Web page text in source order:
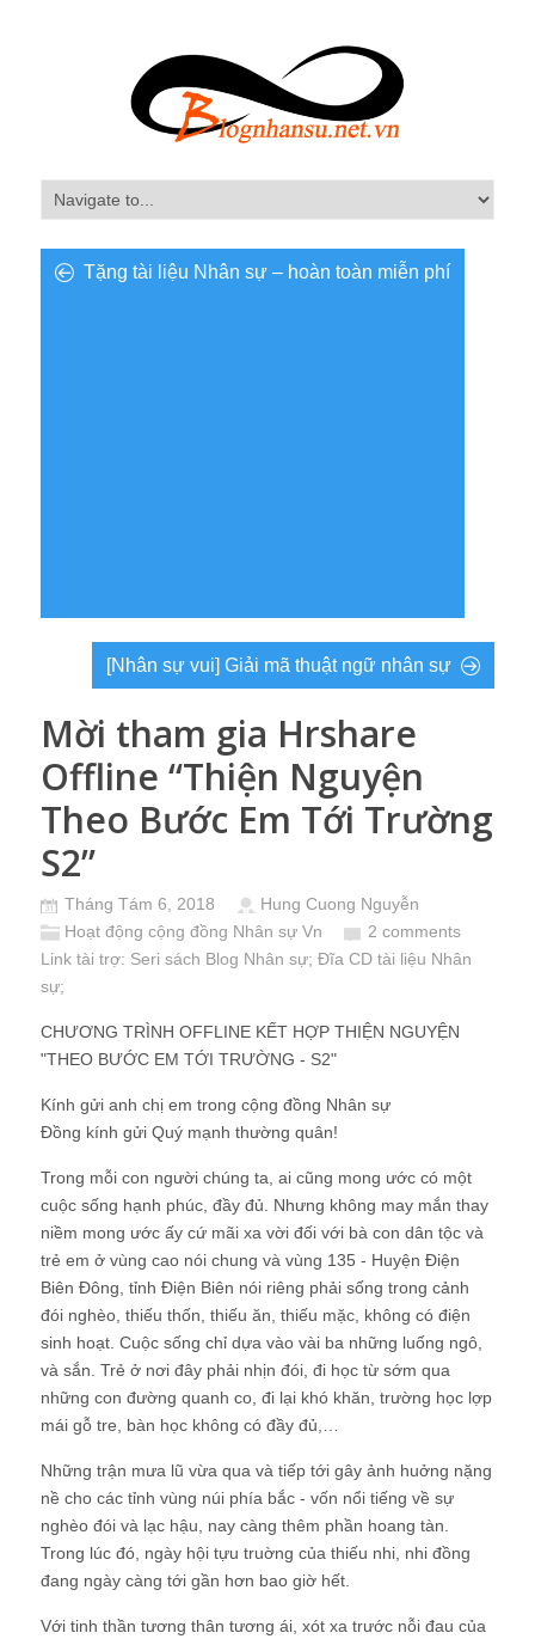
Tặng tài liệu Nhân sự – hoàn toàn miễn phí
[Nhân sự vui] Giải mã thuật ngữ nhân sự
Mời tham gia Hrshare
Offline “Thiện Nguyện
Theo Bước Em Tới Trường
S2”
Tháng Tám 6, 2018
Hung Cuong Nguyễn
Hoạt động cộng đồng Nhân sự Vn
2 comments
Link tài trợ: Seri sách Blog Nhân sự; Đĩa CD tài liệu Nhân
sự;
CHƯƠNG TRÌNH OFFLINE KẾT HỢP THIỆN NGUYỆN
"THEO BƯỚC EM TỚI TRƯỜNG - S2"
Kính gửi anh chị em trong cộng đồng Nhân sự
Đồng kính gửi Quý mạnh thường quân!
Trong mỗi con người chúng ta, ai cũng mong ước có một
cuộc sống hạnh phúc, đầy đủ. Nhưng không may mắn thay
niềm mong ước ấy cứ mãi xa vời đối với bà con dân tộc và
trẻ em ở vùng cao nói chung và vùng 135 - Huyện Điện
Biên Đông, tỉnh Điện Biên nói riêng phải sống trong cảnh
đói nghèo, thiếu thốn, thiếu ăn, thiếu mặc, không có điện
sinh hoạt. Cuộc sống chỉ dựa vào vài ba những luống ngô,
và sắn. Trẻ ở nơi đây phải nhịn đói, đi học từ sớm qua
những con đường quanh co, đi lại khó khăn, trường học lợp
mái gỗ tre, bàn học không có đầy đủ,…
Những trận mưa lũ vừa qua và tiếp tới gây ảnh huởng nặng
nề cho các tỉnh vùng núi phía bắc - vốn nổi tiếng về sự
nghèo đói và lạc hậu, nay càng thêm phần hoang tàn.
Trong lúc đó, ngày hội tựu truờng của thiếu nhi, nhi đồng
đang ngày càng tới gần hơn bao giờ hết.
Với tinh thần tương thân tương ái, xót xa trước nỗi đau của